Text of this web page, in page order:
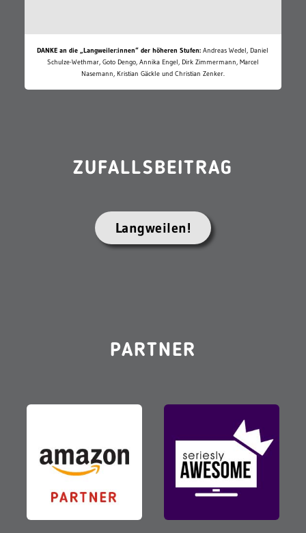
DANKE an die „Langweiler:innen“ der höheren Stufen: Andreas Wedel, Daniel
Schulze-Wethmar, Goto Dengo, Annika Engel, Dirk Zimmermann, Marcel
Nasemann, Kristian Gäckle und Christian Zenker.
ZUFALLSBEITRAG
Langweilen!
PARTNER